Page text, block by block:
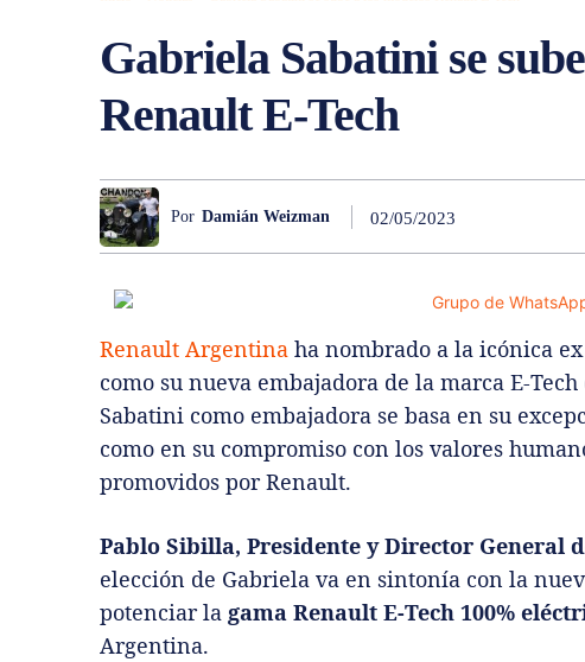
Gabriela Sabatini se
Renault E-Tech
Por Damián Weizman 02/05/2023
Renault Argentina ha nombrado a la icónica
como su nueva embajadora de la marca E-
Sabatini como embajadora se basa en su
como en su compromiso con los valores
promovidos por Renault.
Pablo Sibilla, Presidente y Director General
elección de Gabriela va en sintonía con la
potenciar la gama Renault E-Tech 100%
Argentina.